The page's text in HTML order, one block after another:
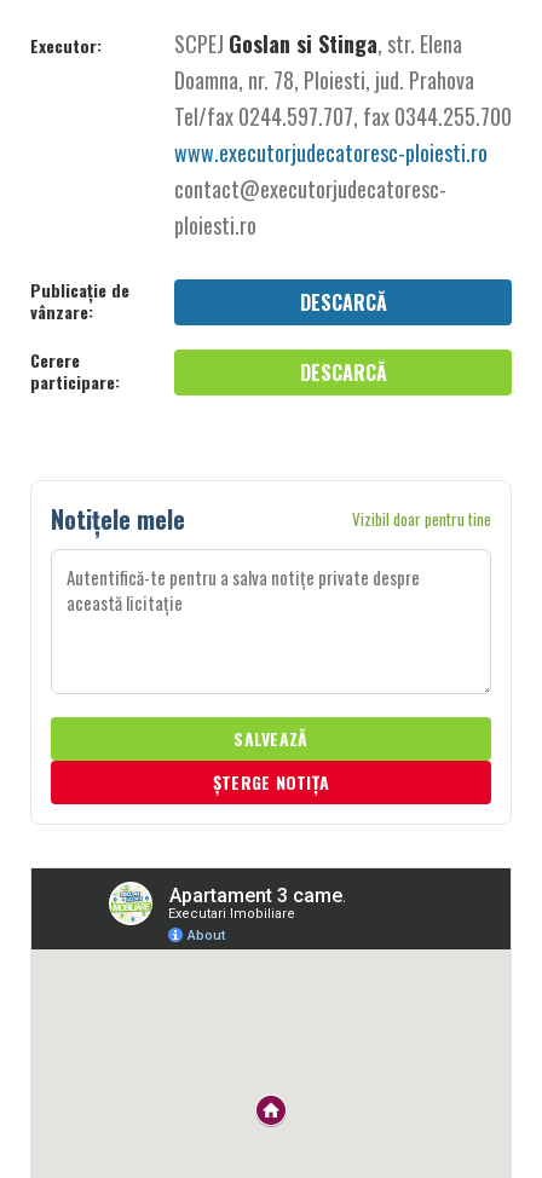
Executor: SCPEJ Goslan si Stinga, str. Elena
Doamna, nr. 78, Ploiesti, jud. Prahova
Tel/fax 0244.597.707, fax 0344.255.700
www.executorjudecatoresc-ploiesti.ro
contact@executorjudecatoresc-
ploiesti.ro
Publicație de
vânzare:
DESCARCĂ
Cerere
participare:
DESCARCĂ
Notițele mele Vizibil doar pentru tine
SALVEAZĂ
ȘTERGE NOTIȚA